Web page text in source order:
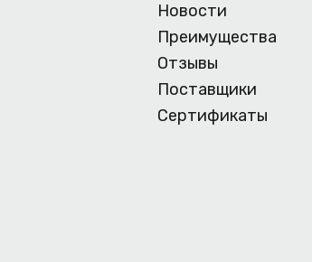
Новости
Преимущества
Отзывы
Поставщики
Сертификаты